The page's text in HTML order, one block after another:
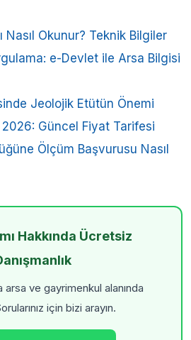
Nasıl Okunur? Teknik Bilgiler
e-Devlet ile Arsa Bilgisi
Jeolojik Etütün Önemi
2026: Güncel Fiyat Tarifesi
Ölçüm Başvurusu Nasıl
Hakkında Ücretsiz
ve gayrimenkul alanında
için bizi arayın.